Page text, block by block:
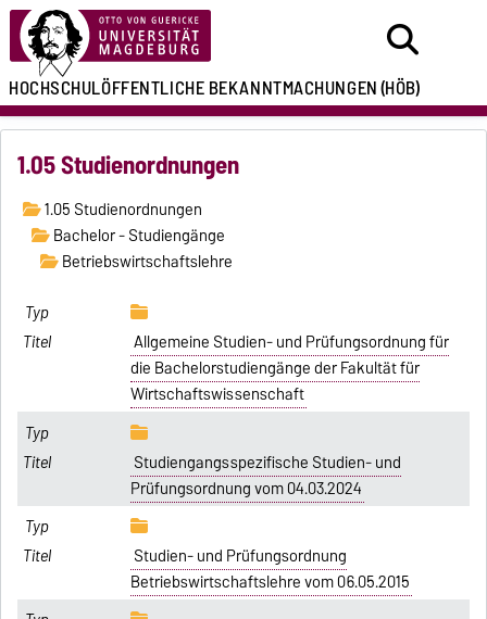
HOCHSCHULÖFFENTLICHEBEKANNTMACHUNGEN(HÖB)
1.05 Studienordnungen
1.05 Studienordnungen
Bachelor - Studiengänge
Betriebswirtschaftslehre
Allgemeine Studien- und Prüfungsordnung für
die Bachelorstudiengänge der Fakultät für
Wirtschaftswissenschaft
Studiengangsspezifische Studien- und
Prüfungsordnung vom 04.03.2024
Studien- und Prüfungsordnung
Betriebswirtschaftslehre vom 06.05.2015